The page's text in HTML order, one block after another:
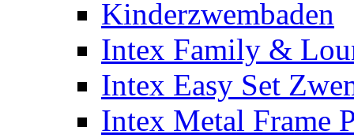
Kinderzwembaden
Intex Family &
Intex Easy Set
Intex Metal Frame